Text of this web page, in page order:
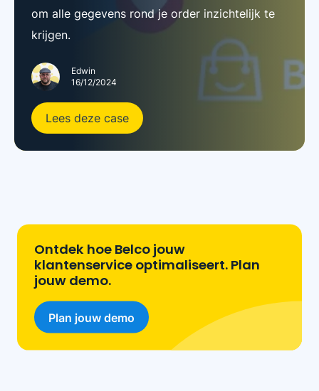
om alle gegevens rond je order inzichtelijk te
krijgen.
Edwin
16/12/2024
Lees deze case
Ontdek hoe Belco jouw
klantenservice optimaliseert. Plan
jouw demo.
Plan jouw demo